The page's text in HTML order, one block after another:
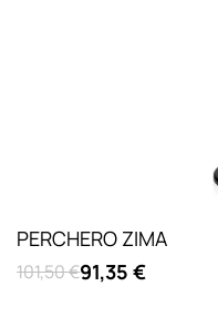
PERCHERO ZIMA
101,50 €91,35 €